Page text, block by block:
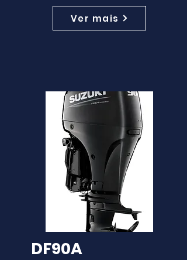
Ver mais
DF90A